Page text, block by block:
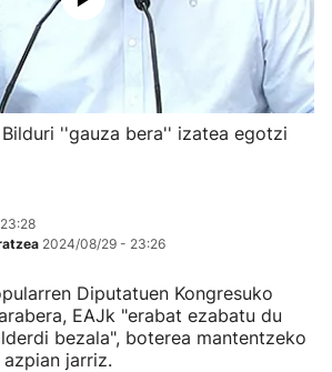
Bilduri ''gauza bera'' izatea egotzi
2024/08/29 - 23:26
Diputatuen Kongresuko
EAJk "erabat ezabatu du
bezala", boterea mantentzeko
jarriz.